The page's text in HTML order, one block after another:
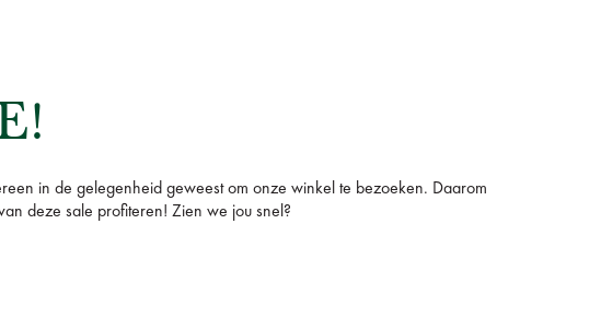
in de gelegenheid geweest om onze winkel te bezoeken. Daarom
deze sale profiteren! Zien we jou snel?